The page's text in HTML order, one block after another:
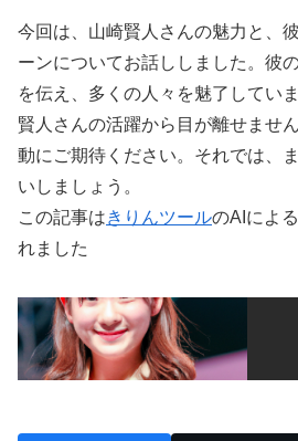
今回は、山崎賢人さんの魅力と、
ーンについてお話ししました。彼
を伝え、多くの人々を魅了してい
賢人さんの活躍から目が離せませ
動にご期待ください。それでは、
いしましょう。
この記事はきりんツールのAIによ
れました